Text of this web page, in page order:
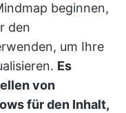
beginnen,
den
um Ihre
Es
von
für den Inhalt,